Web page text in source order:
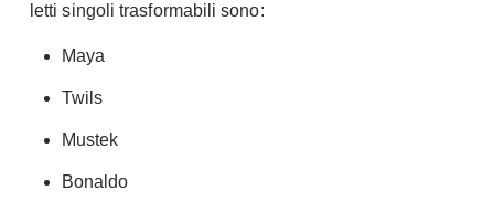
letti singoli trasformabili sono:
Maya
Twils
Mustek
Bonaldo